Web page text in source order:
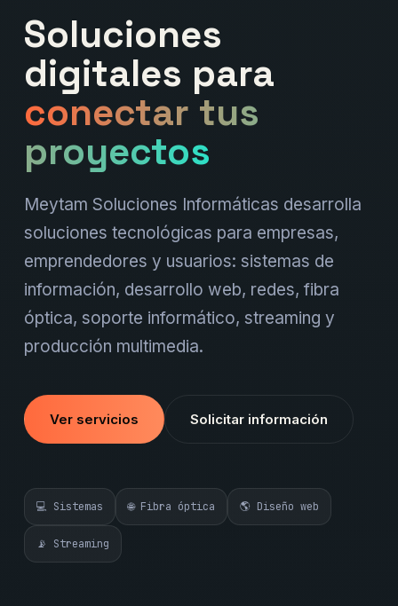
Soluciones
digitales para
conectar tus
proyectos
Meytam Soluciones Informáticas desarrolla
soluciones tecnológicas para empresas,
emprendedores y usuarios: sistemas de
información, desarrollo web, redes, fibra
óptica, soporte informático, streaming y
producción multimedia.
Ver servicios Solicitar información
💻 Sistemas 🌐 Fibra óptica 🌎 Diseño web
📡 Streaming